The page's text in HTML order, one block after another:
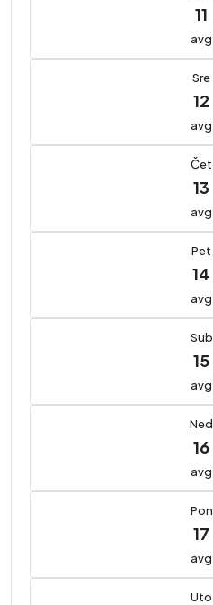
11
avg
Sre
12
avg
Čet
13
avg
Pet
14
avg
Sub
15
avg
Ned
16
avg
Pon
17
avg
Uto